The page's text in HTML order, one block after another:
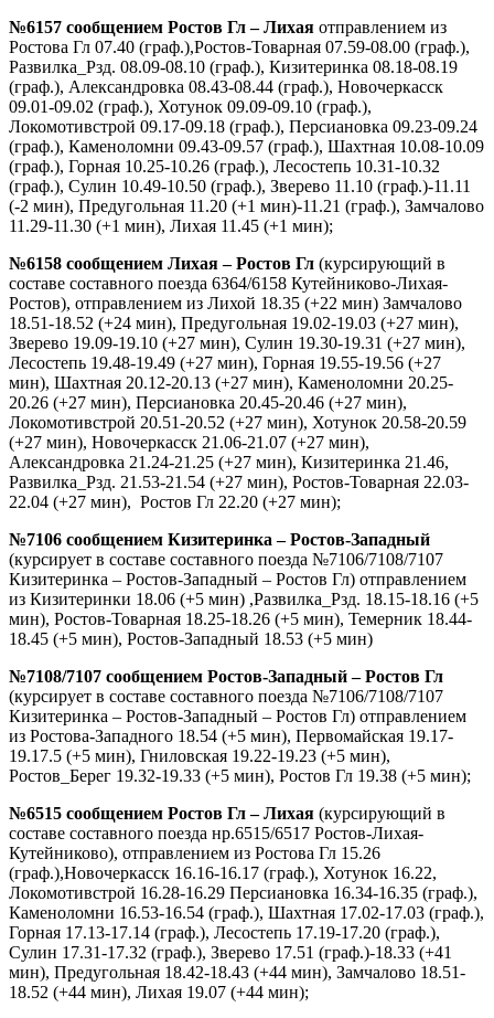
№6157 сообщением Ростов Гл – Лихая отправлением из
Ростова Гл 07.40 (граф.),Ростов-Товарная 07.59-08.00 (граф.),
Развилка_Рзд. 08.09-08.10 (граф.), Кизитеринка 08.18-08.19
(граф.), Александровка 08.43-08.44 (граф.), Новочеркасск
09.01-09.02 (граф.), Хотунок 09.09-09.10 (граф.),
Локомотивстрой 09.17-09.18 (граф.), Персиановка 09.23-09.24
(граф.), Каменоломни 09.43-09.57 (граф.), Шахтная 10.08-10.09
(граф.), Горная 10.25-10.26 (граф.), Лесостепь 10.31-10.32
(граф.), Сулин 10.49-10.50 (граф.), Зверево 11.10 (граф.)-11.11
(-2 мин), Предугольная 11.20 (+1 мин)-11.21 (граф.), Замчалово
11.29-11.30 (+1 мин), Лихая 11.45 (+1 мин);
№6158 сообщением Лихая – Ростов Гл (курсирующий в
составе составного поезда 6364/6158 Кутейниково-Лихая-
Ростов), отправлением из Лихой 18.35 (+22 мин) Замчалово
18.51-18.52 (+24 мин), Предугольная 19.02-19.03 (+27 мин),
Зверево 19.09-19.10 (+27 мин), Сулин 19.30-19.31 (+27 мин),
Лесостепь 19.48-19.49 (+27 мин), Горная 19.55-19.56 (+27
мин), Шахтная 20.12-20.13 (+27 мин), Каменоломни 20.25-
20.26 (+27 мин), Персиановка 20.45-20.46 (+27 мин),
Локомотивстрой 20.51-20.52 (+27 мин), Хотунок 20.58-20.59
(+27 мин), Новочеркасск 21.06-21.07 (+27 мин),
Александровка 21.24-21.25 (+27 мин), Кизитеринка 21.46,
Развилка_Рзд. 21.53-21.54 (+27 мин), Ростов-Товарная 22.03-
22.04 (+27 мин), Ростов Гл 22.20 (+27 мин);
№7106 сообщением Кизитеринка – Ростов-Западный
(курсирует в составе составного поезда №7106/7108/7107
Кизитеринка – Ростов-Западный – Ростов Гл) отправлением
из Кизитеринки 18.06 (+5 мин) ,Развилка_Рзд. 18.15-18.16 (+5
мин), Ростов-Товарная 18.25-18.26 (+5 мин), Темерник 18.44-
18.45 (+5 мин), Ростов-Западный 18.53 (+5 мин)
№7108/7107 сообщением Ростов-Западный – Ростов Гл
(курсирует в составе составного поезда №7106/7108/7107
Кизитеринка – Ростов-Западный – Ростов Гл) отправлением
из Ростова-Западного 18.54 (+5 мин), Первомайская 19.17-
19.17.5 (+5 мин), Гниловская 19.22-19.23 (+5 мин),
Ростов_Берег 19.32-19.33 (+5 мин), Ростов Гл 19.38 (+5 мин);
№6515 сообщением Ростов Гл – Лихая (курсирующий в
составе составного поезда нр.6515/6517 Ростов-Лихая-
Кутейниково), отправлением из Ростова Гл 15.26
(граф.),Новочеркасск 16.16-16.17 (граф.), Хотунок 16.22,
Локомотивстрой 16.28-16.29 Персиановка 16.34-16.35 (граф.),
Каменоломни 16.53-16.54 (граф.), Шахтная 17.02-17.03 (граф.),
Горная 17.13-17.14 (граф.), Лесостепь 17.19-17.20 (граф.),
Сулин 17.31-17.32 (граф.), Зверево 17.51 (граф.)-18.33 (+41
мин), Предугольная 18.42-18.43 (+44 мин), Замчалово 18.51-
18.52 (+44 мин), Лихая 19.07 (+44 мин);